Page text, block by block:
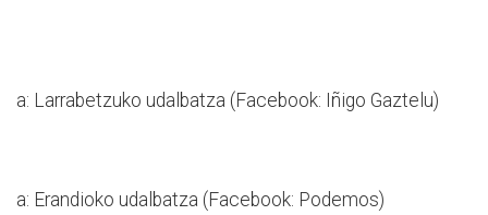
a: Larrabetzuko udalbatza (Facebook: Iñigo Gaztelu)
a: Erandioko udalbatza (Facebook: Podemos)